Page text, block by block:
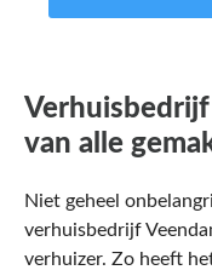
van alle
Niet geheel
verhuisbedrijf
verhuizer. Zo heeft